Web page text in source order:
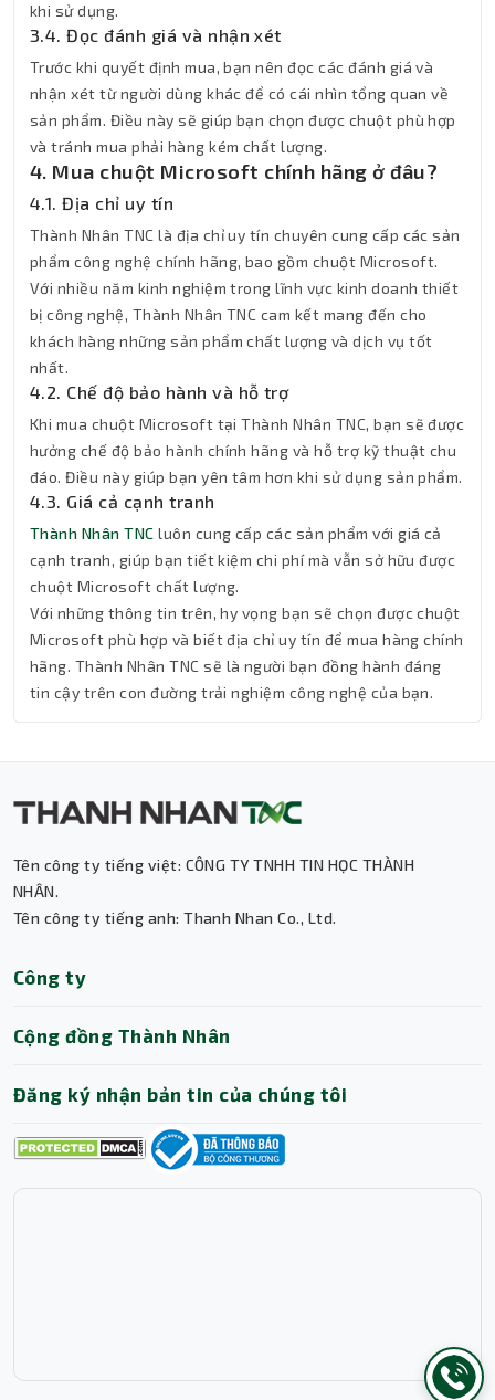
khi sử dụng.
3.4. Đọc đánh giá và nhận xét
Trước khi quyết định mua, bạn nên đọc các đánh giá và
nhận xét từ người dùng khác để có cái nhìn tổng quan về
sản phẩm. Điều này sẽ giúp bạn chọn được chuột phù hợp
và tránh mua phải hàng kém chất lượng.
4. Mua chuột Microsoft chính hãng ở đâu?
4.1. Địa chỉ uy tín
Thành Nhân TNC là địa chỉ uy tín chuyên cung cấp các sản
phẩm công nghệ chính hãng, bao gồm chuột Microsoft.
Với nhiều năm kinh nghiệm trong lĩnh vực kinh doanh thiết
bị công nghệ, Thành Nhân TNC cam kết mang đến cho
khách hàng những sản phẩm chất lượng và dịch vụ tốt
nhất.
4.2. Chế độ bảo hành và hỗ trợ
Khi mua chuột Microsoft tại Thành Nhân TNC, bạn sẽ được
hưởng chế độ bảo hành chính hãng và hỗ trợ kỹ thuật chu
đáo. Điều này giúp bạn yên tâm hơn khi sử dụng sản phẩm.
4.3. Giá cả cạnh tranh
Thành Nhân TNC luôn cung cấp các sản phẩm với giá cả
cạnh tranh, giúp bạn tiết kiệm chi phí mà vẫn sở hữu được
chuột Microsoft chất lượng.
Với những thông tin trên, hy vọng bạn sẽ chọn được chuột
Microsoft phù hợp và biết địa chỉ uy tín để mua hàng chính
hãng. Thành Nhân TNC sẽ là người bạn đồng hành đáng
tin cậy trên con đường trải nghiệm công nghệ của bạn.
Tên công ty tiếng việt: CÔNG TY TNHH TIN HỌC THÀNH
NHÂN.
Tên công ty tiếng anh: Thanh Nhan Co., Ltd.
Công ty
Cộng đồng Thành Nhân
Đăng ký nhận bản tin của chúng tôi
Trợ lý AI • Phản hồi tức thì